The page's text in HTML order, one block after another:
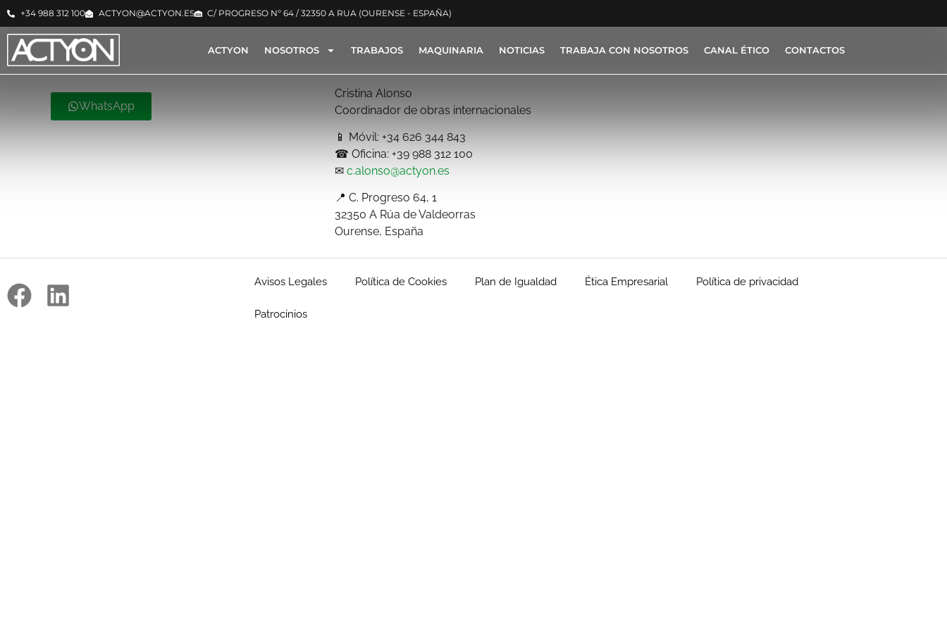
+34 988 312 100 ACTYON@ACTYON.ES C/ PROGRESO Nº 64 / 32350 A RUA (OURENSE - ESPAÑA)
ACTYON NOSOTROS TRABAJOS MAQUINARIA NOTICIAS TRABAJA CON NOSOTROS CANAL ÉTICO CONTACTOS
WhatsApp
Cristina Alonso
Coordinador de obras internacionales
📱 Móvil: +34 626 344 843
☎ Oficina: +39 988 312 100
✉c.alonso@actyon.es
📍 C. Progreso 64, 1
32350 A Rúa de Valdeorras
Ourense, España
Avisos Legales Política de Cookies Plan de Igualdad Ética Empresarial Política de privacidad
Patrocinios